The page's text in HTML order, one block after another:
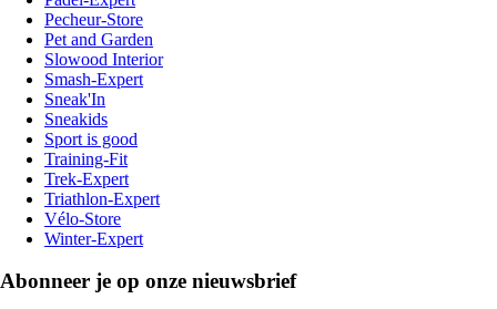
Pecheur-Store
Pet and Garden
Slowood Interior
Smash-Expert
Sneak'In
Sneakids
Sport is good
Training-Fit
Trek-Expert
Triathlon-Expert
Vélo-Store
Winter-Expert
Abonneer je op onze nieuwsbrief